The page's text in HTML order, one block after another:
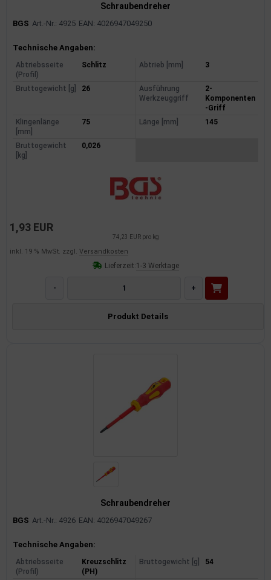
Schraubendreher
BGS Art.-Nr.: 4925 EAN: 4026947049250
Produktinformationen
Technische Angaben:
Abtriebsseite
(Profil)
Schlitz Abtrieb [mm] 3
Bruttogewicht [g] 26
Ausführung
Werkzeuggriff
2-
Komponenten
-Griff
Klingenlänge
[mm]
75 Länge [mm] 145
Bruttogewicht
[kg]
0,026
1,93 EUR
74,23 EUR pro kg
inkl. 19 % MwSt. zzgl. Versandkosten
Lieferzeit:1-3 Werktage
- +
Produkt Details
Schraubendreher
BGS Art.-Nr.: 4926 EAN: 4026947049267
Produktinformationen
Technische Angaben:
Abtriebsseite
(Profil)
Kreuzschlitz
(PH)
Bruttogewicht [g] 54